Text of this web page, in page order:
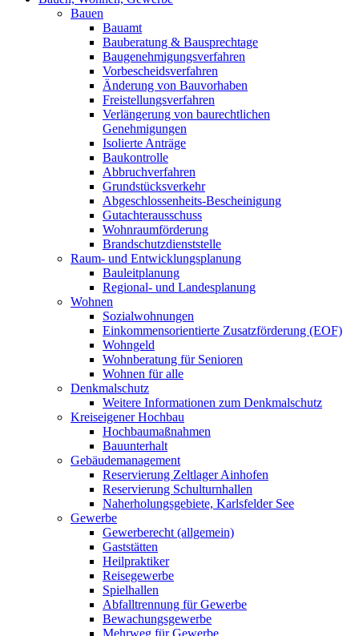
Bauen
Bauamt
Bauberatung & Bausprechtage
Baugenehmigungsverfahren
Vorbescheidsverfahren
Änderung von Bauvorhaben
Freistellungsverfahren
Verlängerung von baurechtlichen
Genehmigungen
Isolierte Anträge
Baukontrolle
Abbruchverfahren
Grundstücksverkehr
Abgeschlossenheits-Bescheinigung
Gutachterausschuss
Wohnraumförderung
Brandschutzdienststelle
Raum- und Entwicklungsplanung
Bauleitplanung
Regional- und Landesplanung
Wohnen
Sozialwohnungen
Einkommensorientierte Zusatzförderung (EOF)
Wohngeld
Wohnberatung für Senioren
Wohnen für alle
Denkmalschutz
Weitere Informationen zum Denkmalschutz
Kreiseigener Hochbau
Hochbaumaßnahmen
Bauunterhalt
Gebäudemanagement
Reservierung Zeltlager Ainhofen
Reservierung Schulturnhallen
Naherholungsgebiete, Karlsfelder See
Gewerbe
Gewerberecht (allgemein)
Gaststätten
Heilpraktiker
Reisegewerbe
Spielhallen
Abfalltrennung für Gewerbe
Bewachungsgewerbe
Mehrweg für Gewerbe